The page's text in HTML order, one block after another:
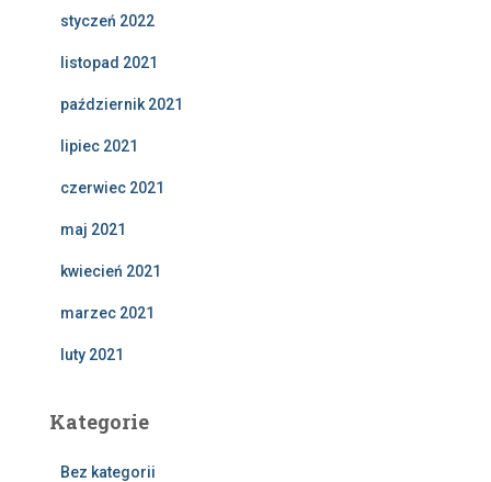
styczeń 2022
listopad 2021
październik 2021
lipiec 2021
czerwiec 2021
maj 2021
kwiecień 2021
marzec 2021
luty 2021
Kategorie
Bez kategorii